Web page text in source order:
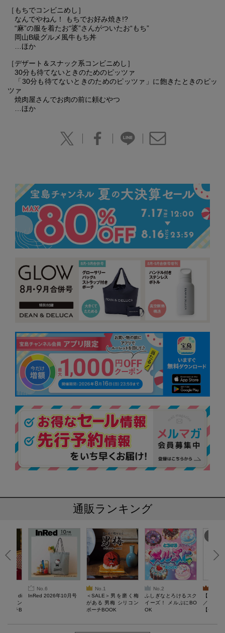
［もちでコンビニめし］
なんでやねん！ もちでお好み焼き!?
“麻”の服を着たお“婆”さんがついたお“もち”
岡山B級グルメ風牛もち丼
…ほか
［デザート＆スナック系コンビニめし］
30分も待てないときのためのピッツァ
「30分も待てないときのためのピッツァ」に飽きたときのピッ
ツァ
焼肉屋さんでお肉の前に頼むやつ
…ほか
通販ランキング
di
ティン
ポーチB
No.6
InRed 2026年10月号
No.1
＜SALE＞男を磨く梅
がある 男梅 シリコン
ポーチBOOK
No.2
ふしぎなとろけるスク
イーズ！ メルぷにBO
OK
【
／Lサイ
【一般
ウェア